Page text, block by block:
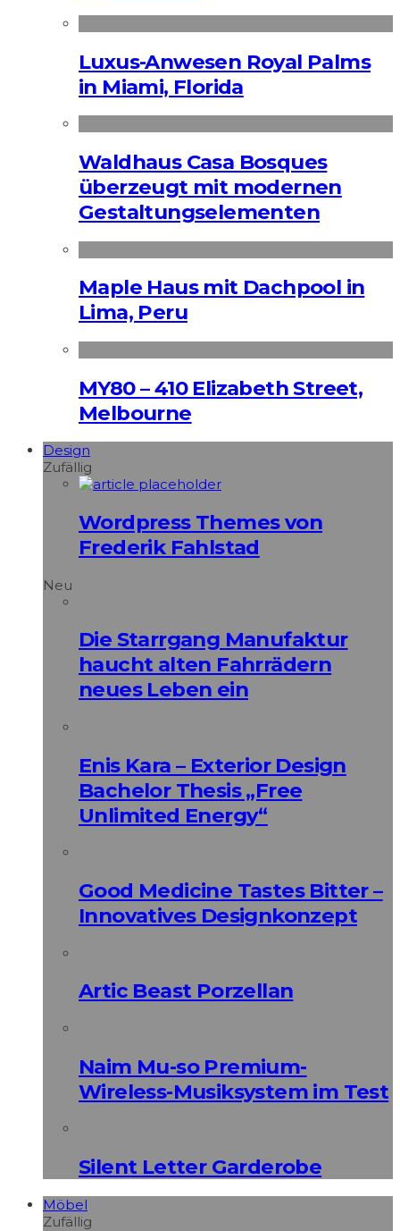
Luxus-Anwesen Royal Palms
in Miami, Florida
Waldhaus Casa Bosques
überzeugt mit modernen
Gestaltungselementen
Maple Haus mit Dachpool in
Lima, Peru
MY80 – 410 Elizabeth Street,
Melbourne
Design
Zufällig
Wordpress Themes von
Frederik Fahlstad
Neu
Die Starrgang Manufaktur
haucht alten Fahrrädern
neues Leben ein
Enis Kara – Exterior Design
Bachelor Thesis „Free
Unlimited Energy“
Good Medicine Tastes Bitter –
Innovatives Designkonzept
Artic Beast Porzellan
Naim Mu-so Premium-
Wireless-Musiksystem im Test
Silent Letter Garderobe
Möbel
Zufällig